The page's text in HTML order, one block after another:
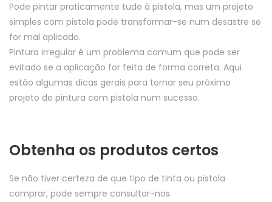
Pode pintar praticamente tudo à pistola, mas um projeto
simples com pistola pode transformar-se num desastre se
for mal aplicado.
Pintura irregular é um problema comum que pode ser
evitado se a aplicação for feita de forma correta. Aqui
estão algumas dicas gerais para tornar seu próximo
projeto de pintura com pistola num sucesso.
Obtenha os produtos certos
Se não tiver certeza de que tipo de tinta ou pistola
comprar, pode sempre consultar-nos.